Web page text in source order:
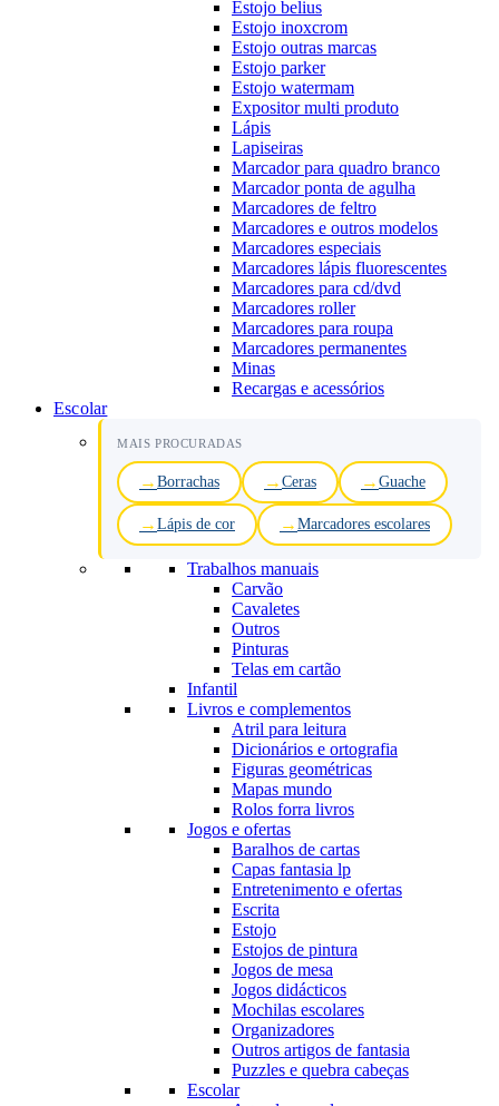
Estojo belius
Estojo inoxcrom
Estojo outras marcas
Estojo parker
Estojo watermam
Expositor multi produto
Lápis
Lapiseiras
Marcador para quadro branco
Marcador ponta de agulha
Marcadores de feltro
Marcadores e outros modelos
Marcadores especiais
Marcadores lápis fluorescentes
Marcadores para cd/dvd
Marcadores roller
Marcadores para roupa
Marcadores permanentes
Minas
Recargas e acessórios
Escolar
MAIS PROCURADAS
Borrachas Ceras Guache
Lápis de cor Marcadores escolares
Trabalhos manuais
Carvão
Cavaletes
Outros
Pinturas
Telas em cartão
Infantil
Livros e complementos
Atril para leitura
Dicionários e ortografia
Figuras geométricas
Mapas mundo
Rolos forra livros
Jogos e ofertas
Baralhos de cartas
Capas fantasia lp
Entretenimento e ofertas
Escrita
Estojo
Estojos de pintura
Jogos de mesa
Jogos didácticos
Mochilas escolares
Organizadores
Outros artigos de fantasia
Puzzles e quebra cabeças
Escolar